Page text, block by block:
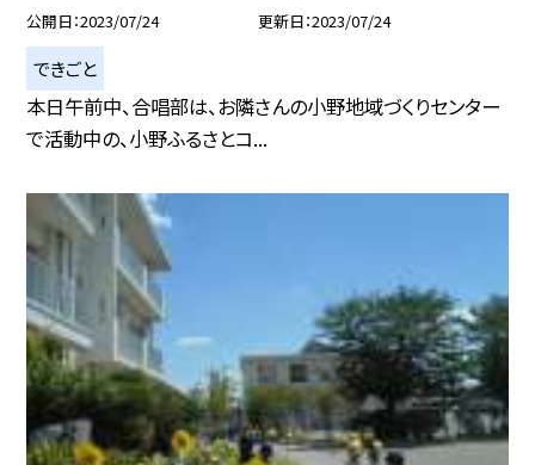
公開日 2023/07/24 更新日 2023/07/24
できごと
本日午前中、合唱部は、お隣さんの小野地域づくりセンター
で活動中の、小野ふるさとコ...